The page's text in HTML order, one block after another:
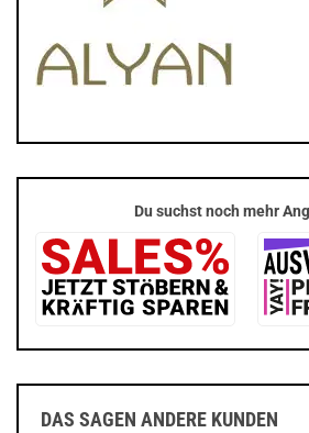
Du suchst noch mehr
DAS SAGEN ANDERE KUNDEN